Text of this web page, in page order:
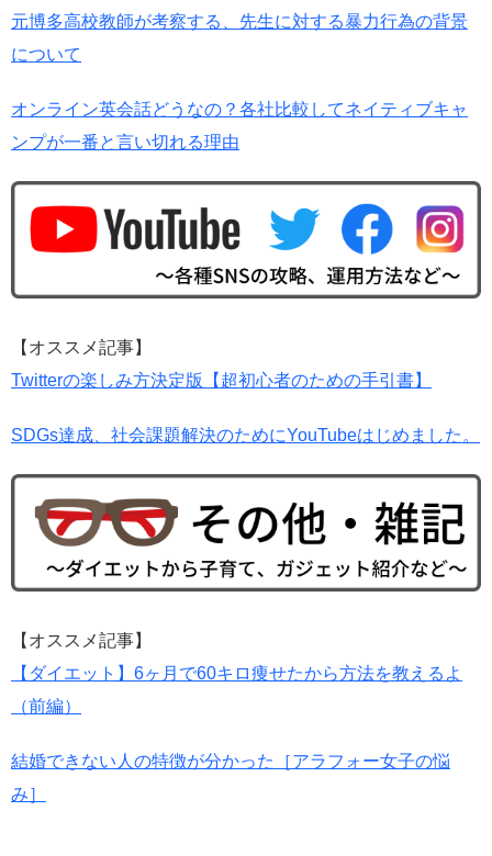
元博多高校教師が考察する、先生に対する暴力行為の背景
について
オンライン英会話どうなの？各社比較してネイティブキャ
ンプが一番と言い切れる理由
【オススメ記事】
Twitterの楽しみ方決定版【超初心者のための手引書】
SDGs達成、社会課題解決のためにYouTubeはじめました。
【オススメ記事】
【ダイエット】6ヶ月で60キロ痩せたから方法を教えるよ
（前編）
結婚できない人の特徴が分かった［アラフォー女子の悩
み］